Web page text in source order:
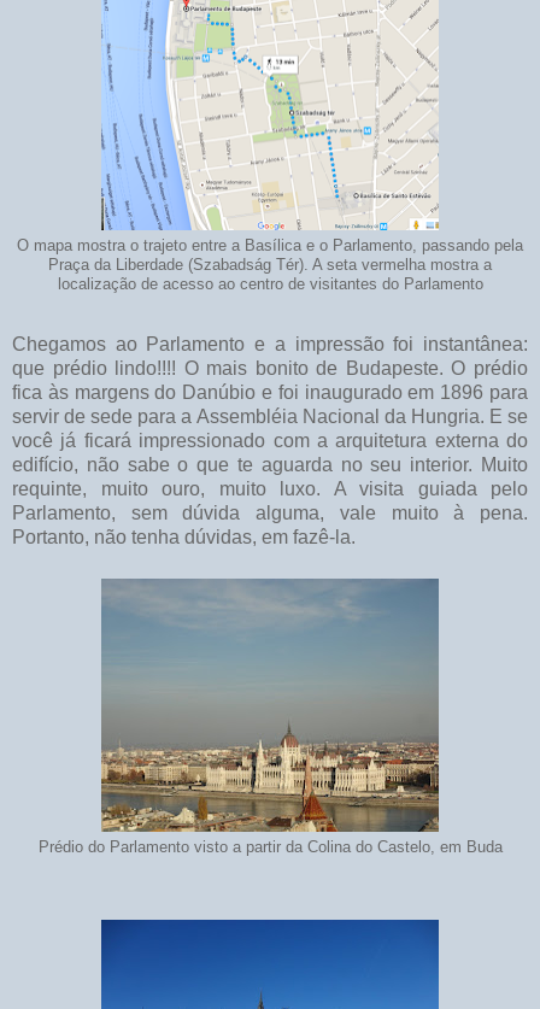
O mapa mostra o trajeto entre a Basílica e o Parlamento, passando pela
Praça da Liberdade (Szabadság Tér). A seta vermelha mostra a
localização de acesso ao centro de visitantes do Parlamento
Chegamos ao Parlamento e a impressão foi instantânea:
que prédio lindo!!!! O mais bonito de Budapeste. O prédio
fica às margens do Danúbio e foi inaugurado em 1896 para
servir de sede para a Assembléia Nacional da Hungria. E se
você já ficará impressionado com a arquitetura externa do
edifício, não sabe o que te aguarda no seu interior. Muito
requinte, muito ouro, muito luxo. A visita guiada pelo
Parlamento, sem dúvida alguma, vale muito à pena.
Portanto, não tenha dúvidas, em fazê-la.
Prédio do Parlamento visto a partir da Colina do Castelo, em Buda